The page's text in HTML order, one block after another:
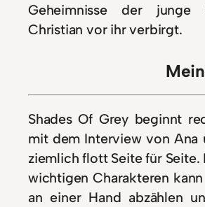
Geheimnisse der junge
Christian vor ihr verbirgt.
Shades Of Grey beginnt
mit dem Interview von Ana
ziemlich flott Seite für Seite.
wichtigen Charakteren
an einer Hand abzählen